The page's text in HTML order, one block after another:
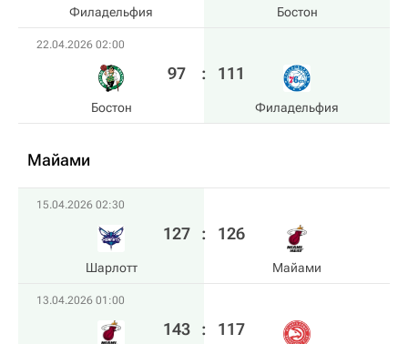
Филадельфия Бостон
22.04.2026 02:00
Бостон
97 : 111
Филадельфия
Майами
15.04.2026 02:30
Шарлотт
127 : 126
Майами
13.04.2026 01:00
143 : 117